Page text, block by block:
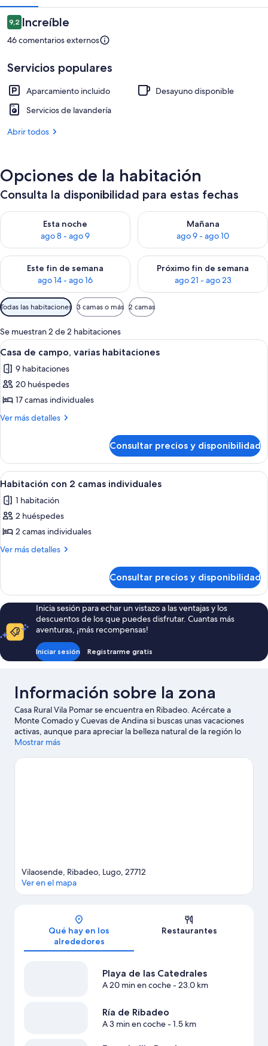
Comentarios
9,29,2 de 10
Increíble
46 comentarios externos
Servicios populares
Aparcamiento incluido
Desayuno disponible
Servicios de lavandería
Abrir todos
Opciones de la habitación
Consulta la disponibilidad para estas fechas
Esta noche
ago 8 - ago 9
Consulta la disponibilidad para esta noche, ago 8 - ago 9
Mañana
ago 9 - ago 10
Consulta la disponibilidad
Este fin de semana
ago 14 - ago 16
Consulta la disponibilidad para este fin de semana, ago 14 -
Próximo fin de semana
ago 21 - ago 23
Consulta la disponibilidad
Filtros
disponibles
para
las
habitaciones
Todas las habitaciones 3 camas o más 2 camas
Se muestran 2 de 2 habitaciones
Abrir
todas
las
fotos
de
Casa
varias
habitaciones
Un dormitorio con cama, mesita de
5
Casa de campo, varias habitaciones
9 habitaciones
20 huéspedes
17 camas individuales
Ver más detalles
Más
de
campo,
varias
Consultar precios y disponibilidad
Abrir
todas
las
fotos
de
Habitación
camas
individuales
Una habitación con dos camas, una
3
Habitación con 2 camas individuales
1 habitación
2 huéspedes
2 camas individuales
Ver más detalles
Más
con
2
camas
individuales
Consultar precios y disponibilidad
Inicia sesión para echar un vistazo a las ventajas y los
descuentos de los que puedes disfrutar. Cuantas más
aventuras, ¡más recompensas!
Iniciar sesión Registrarme gratis
Información sobre la zona
Casa Rural Vila Pomar se encuentra en Ribadeo. Acércate a
Monte Comado y Cuevas de Andina si buscas unas vacaciones
activas, aunque para apreciar la belleza natural de la región lo
mejor es visitar Golfo de Vizcaya o Ría de Ribadeo. ¿No ves el
disponibles como windsurf o pesca, no te faltarán aventuras
Mostrar más
Vilaosende, Ribadeo, Lugo, 27712
Ver en el mapa
Qué hay en los
alrededores
Restaurantes
Playa de las Catedrales
A 20 min en coche- 23.0 km
Ría de Ribadeo
A 3 min en coche- 1.5 km